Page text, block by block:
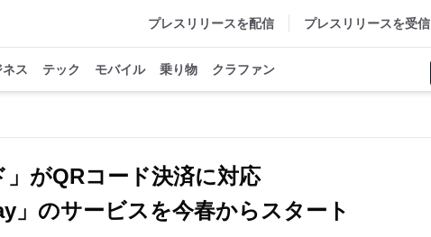
プレスリリースを配信 プレスリリースを受信
ネス テック モバイル 乗り物 クラファン
」がQRコード決済に対応
」のサービスを今春からスタート